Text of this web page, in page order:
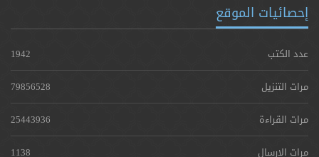
إحصائيات الموقع
عدد الكتب
1942
مرات التنزيل
79856528
مرات القراءة
25443936
مرات الإرسال
1138